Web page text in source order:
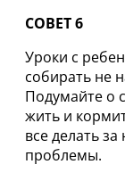
СОВЕТ 6
Уроки с
собирать не
Подумайте о
жить и
все делать
проблемы.